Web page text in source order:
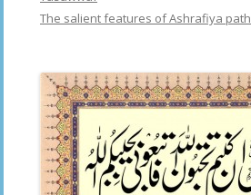
The salient features of Ashrafiya path